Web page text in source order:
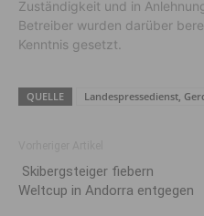
Zuständigkeit und in
Betreiber wurden darüber
Kenntnis gesetzt.
QUELLE Landespressedienst,
Skibergsteiger fiebern
Weltcup in Andorra entgegen